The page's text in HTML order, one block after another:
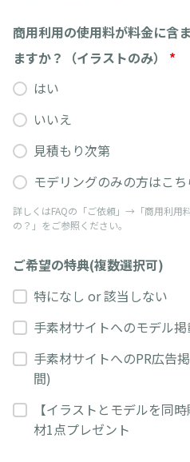
商用利用の使用料が料金に含
ますか？（イラストのみ）
*
はい
いいえ
見積もり次第
モデリングのみの方はこち
詳しくはFAQの「ご依頼」→「商用利用
の？」をご参照ください。
ご希望の特典(複数選択可)
特になし or 該当しない
手素材サイトへのモデル
手素材サイトへのPR広告
間)
【イラストとモデルを同
材1点プレゼント